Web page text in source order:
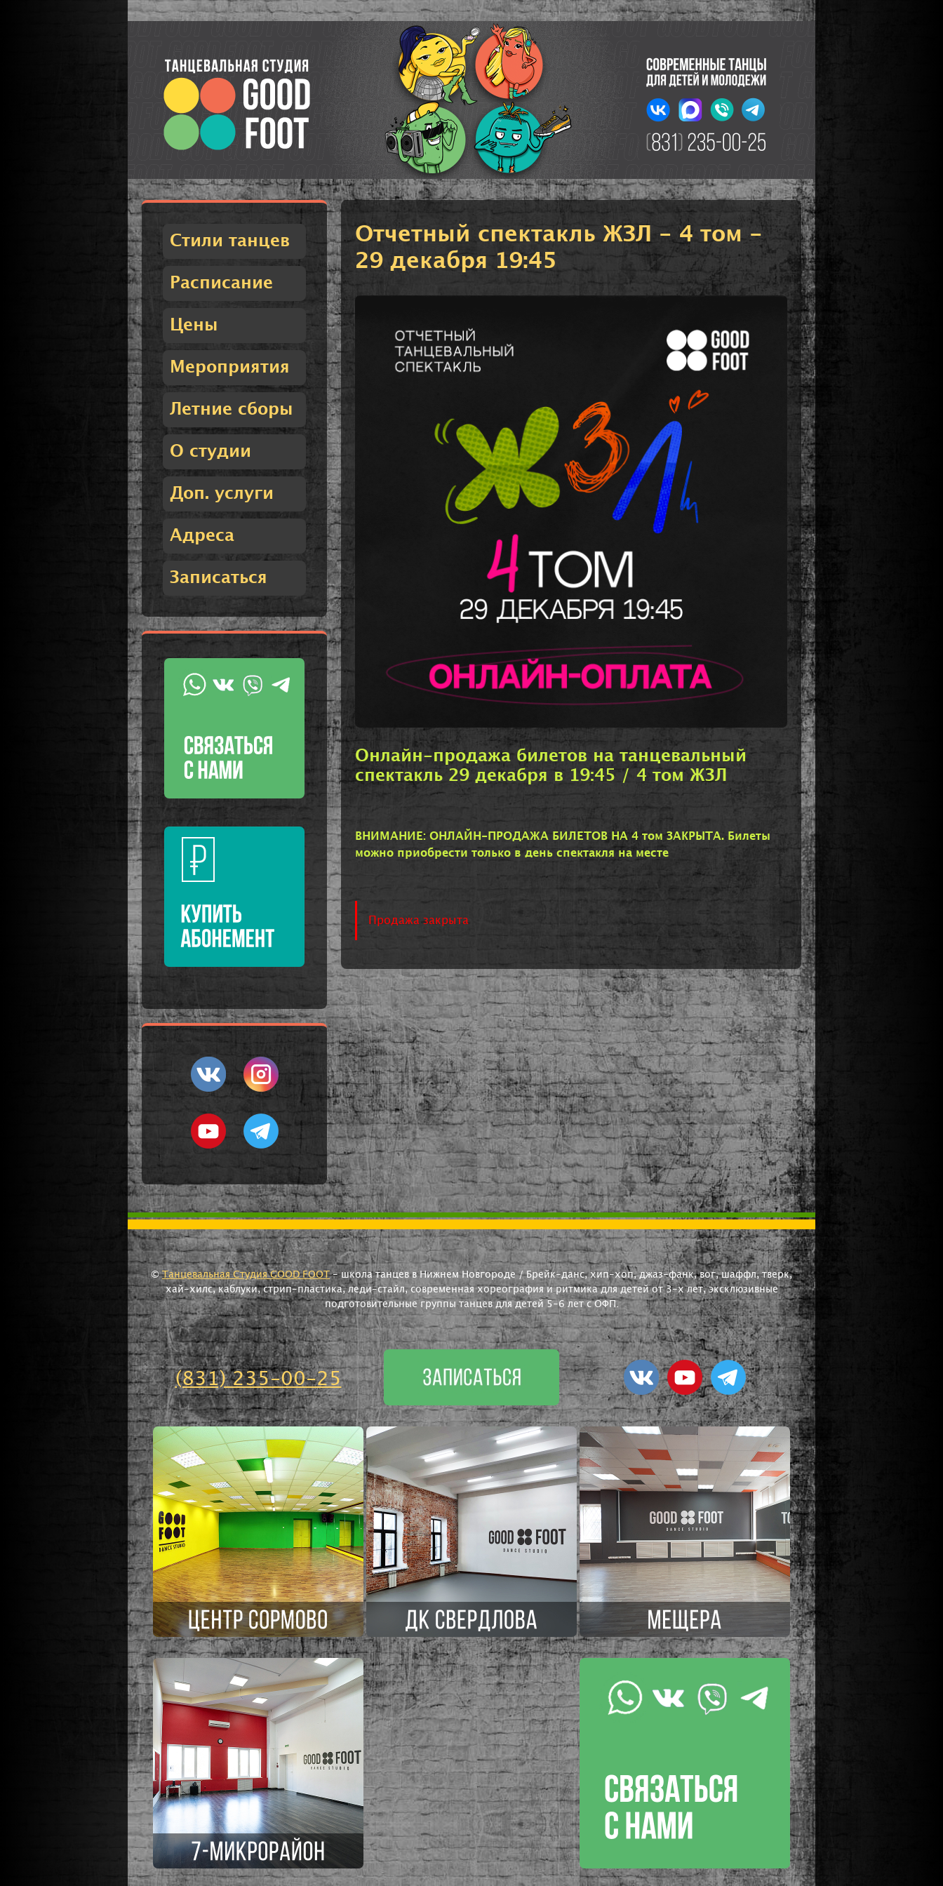
Стили танцев
Расписание
Цены
Мероприятия
Летние сборы
О студии
Доп. услуги
Адреса
Записаться
Отчетный спектакль ЖЗЛ - 4 том -
29 декабря 19:45
Онлайн-продажа билетов на танцевальный
спектакль 29 декабря в 19:45 / 4 том ЖЗЛ
ВНИМАНИЕ: ОНЛАЙН-ПРОДАЖА БИЛЕТОВ НА 4 том ЗАКРЫТА. Билеты
можно приобрести только в день спектакля на месте
Продажа закрыта
©Танцевальная Студия GOOD FOOT- школа танцев в Нижнем Новгороде / Брейк-данс, хип-хоп, джаз-фанк, вог, шаффл, тверк,
хай-хилс, каблуки, стрип-пластика, леди-стайл, современная хореография и ритмика для детей от 3-х лет, эксклюзивные
подготовительные группы танцев для детей 5-6 лет с ОФП.
(831) 235-00-25